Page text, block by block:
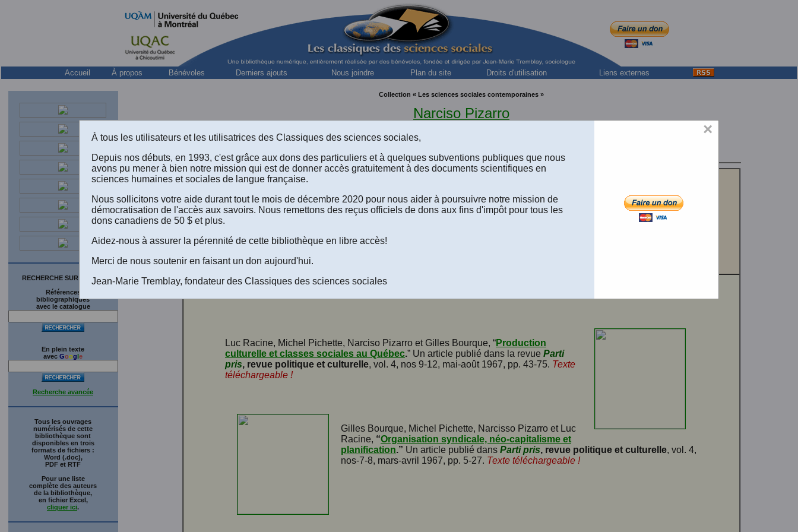
Accueil À propos Bénévoles Derniers ajouts Nous joindre Plan du site Droits d'utilisation Liens externes
RECHERCHE SUR LE SITE
Références
bibliographiques
avec le catalogue
En plein texte
avec Google
Recherche avancée
Tous les ouvrages
numérisés de cette
bibliothèque sont
disponibles en trois
formats de fichiers :
Word (.doc),
PDF et RTF
Pour une liste
complète des auteurs
de la bibliothèque,
en fichier Excel,
cliquer ici.
Collection « Les sciences sociales contemporaines »
Narciso Pizarro
professeur titulaire, Facultad de ciencias políticas y sociología,
Narciso Pizarro,Metodología Sociológica y Teoría Lingüística. [EN LIGNE ] Cours de sociologie disponible en
Luc Racine, Michel Pichette, Narciso Pizarro et Gilles Bourque, “Production
culturelle et classes sociales au Québec.” Un article publié dans la revue Parti
pris, revue politique et culturelle, vol. 4, nos 9-12, mai-août 1967, pp. 43-75. Texte
téléchargeable !
Gilles Bourque, Michel Pichette, Narcisso Pizarro et Luc
Racine, “Organisation syndicale, néo-capitalisme et
planification.” Un article publié dans Parti pris, revue politique et culturelle, vol. 4,
nos-7-8, mars-avril 1967, pp. 5-27. Texte téléchargeable !
×
À tous les utilisateurs et les utilisatrices des Classiques des sciences sociales,
Depuis nos débuts, en 1993, c'est grâce aux dons des particuliers et à quelques subventions publiques que nous
avons pu mener à bien notre mission qui est de donner accès gratuitement à des documents scientifiques en
sciences humaines et sociales de langue française.
Nous sollicitons votre aide durant tout le mois de décembre 2020 pour nous aider à poursuivre notre mission de
démocratisation de l'accès aux savoirs. Nous remettons des reçus officiels de dons aux fins d'impôt pour tous les
dons canadiens de 50 $ et plus.
Aidez-nous à assurer la pérennité de cette bibliothèque en libre accès!
Merci de nous soutenir en faisant un don aujourd'hui.
Jean-Marie Tremblay, fondateur des Classiques des sciences sociales